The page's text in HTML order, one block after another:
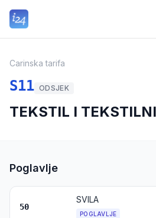
Carinska tarifa
S11 ODSJEK
TEKSTIL I
Poglavlje
50
SVILA
POGLAVLJE